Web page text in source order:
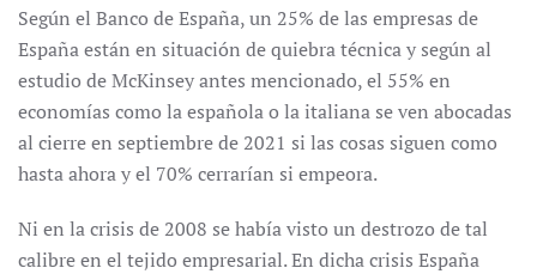
Según el Banco de España, un 25% de las empresas de
España están en situación de quiebra técnica y según al
estudio de McKinsey antes mencionado, el 55% en
economías como la española o la italiana se ven abocadas
al cierre en septiembre de 2021 si las cosas siguen como
hasta ahora y el 70% cerrarían si empeora.
Ni en la crisis de 2008 se había visto un destrozo de tal
calibre en el tejido empresarial. En dicha crisis España